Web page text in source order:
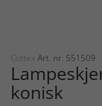
Cottex Art. nr: 551509
konisk